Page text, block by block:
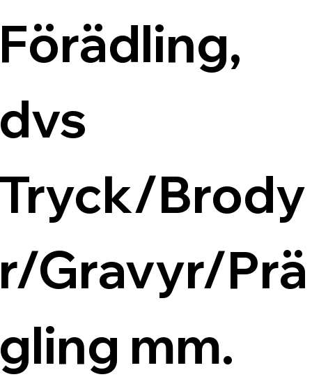
Brody
Gravyr/Prä
mm.